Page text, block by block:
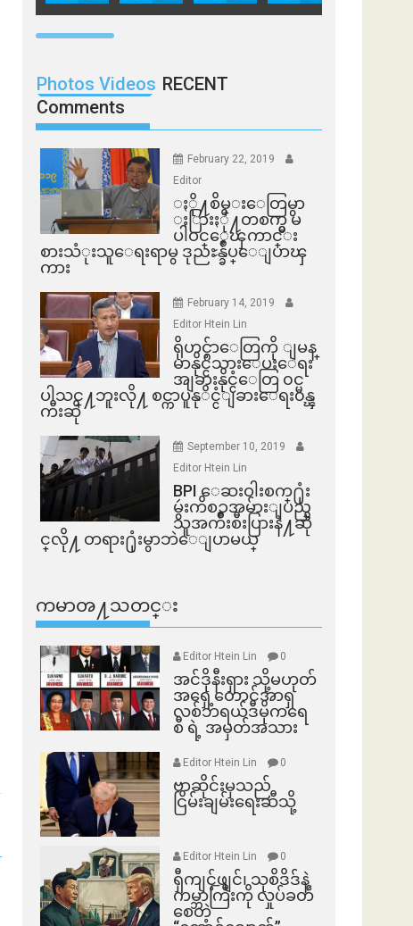
Photos Videos RECENT
Comments
February 22, 2019
Editor
ႏို႔စိမ္းေတြမွာ
ႏြားႏို႔တစက္မွ မ
ပါဝင္ေၾကာင္း
စားသံုးသူေရးရာမွ ဒုညႊန္ခ်ဳပ္ေျပာၾ
ကား
February 14, 2019
Editor Htein Lin
ရိုဟင္ဂ်ာေတြကို ျမန္
မာနိုင္ငံသားေပးေရး
အျခားနိုင္ငံေတြ ၀င္မ
ပါသင္႔ဘူးလို႔ စင္ကာပူနုိင္ငံျခားေရး၀န္ၾ
ကီးဆို
September 10, 2019
Editor Htein Lin
BPI ​ေဆးဝါးစက္​႐ုံး
မွဴးကိစၥအမ်ားျပည္​
သူအက်ိဳးစီးပြားနဲ႔ဆို
င္​လို႔ တရား႐ုံးမွာဘဲေျပာမယ္​
ကမာၻ႔သတင္း
Editor Htein Lin 0
အင်ဒိုနီးရှား သို့မဟုတ်
အရှေ့တောင်အာရှ
လစ်ဘရယ်ဒီမိုကရေ
စီ ရဲ့ အမှတ်အသား
Editor Htein Lin 0
ဗာဆိုင်းမှသည်
ငြိမ်းချမ်းရေးဆီသို့
Editor Htein Lin 0
ရှီကျင့်ဖျင်၊ သုစိဒိဒ်နဲ့
ကမ္ဘာကြီးကို လှုပ်ခတ်
စေတဲ့